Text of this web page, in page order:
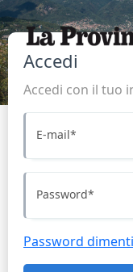
Accedi
Accedi con il tuo
E-mail*
Password*
Password